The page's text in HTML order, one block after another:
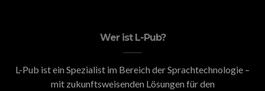
Wer ist L-Pub?
L-Pub ist ein Spezialist im Bereich der Sprachtechnologie –
mit zukunftsweisenden Lösungen für den